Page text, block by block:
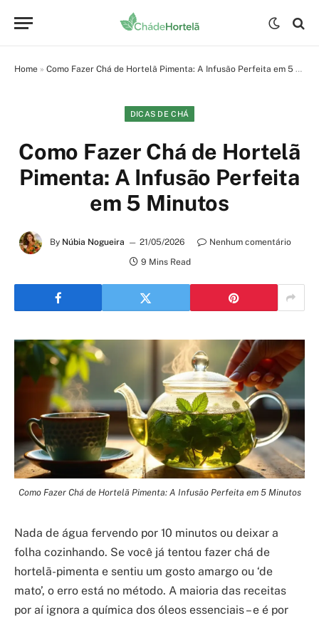
Home » Como Fazer Chá de Hortelã Pimenta: A Infusão Perfeita em 5 Minutos
DICAS DE CHÁ
Como Fazer Chá de Hortelã
Pimenta: A Infusão Perfeita
em 5 Minutos
By Núbia Nogueira 21/05/2026
Nenhum comentário
9 Mins Read
Como Fazer Chá de Hortelã Pimenta: A Infusão Perfeita em 5 Minutos
Nada de água fervendo por 10 minutos ou deixar a
folha cozinhando. Se você já tentou fazer chá de
hortelã-pimenta e sentiu um gosto amargo ou ‘de
mato’, o erro está no método. A maioria das receitas
por aí ignora a química dos óleos essenciais – e é por